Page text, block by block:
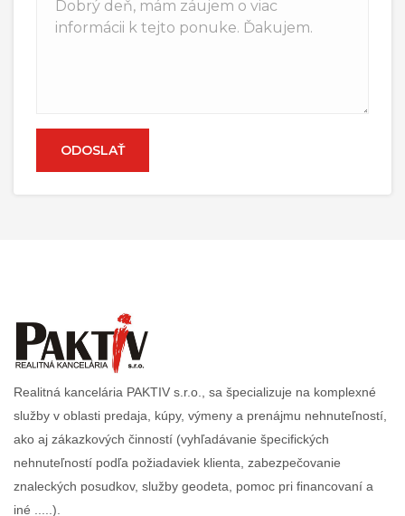
ODOSLAŤ
Realitná kancelária PAKTIV s.r.o., sa špecializuje na komplexné
služby v oblasti predaja, kúpy, výmeny a prenájmu nehnuteľností,
ako aj zákazkových činností (vyhľadávanie špecifických
nehnuteľností podľa požiadaviek klienta, zabezpečovanie
znaleckých posudkov, služby geodeta, pomoc pri financovaní a
iné .....).